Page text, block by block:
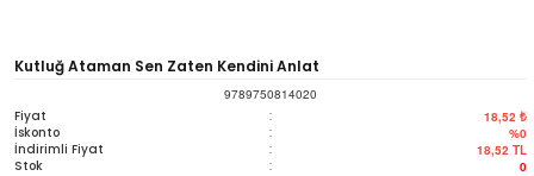
Kutluğ Ataman Sen Zaten Kendini Anlat
9789750814020
Fiyat : 18,52 ₺
İskonto : %0
İndirimli Fiyat : 18,52 TL
Stok : 0